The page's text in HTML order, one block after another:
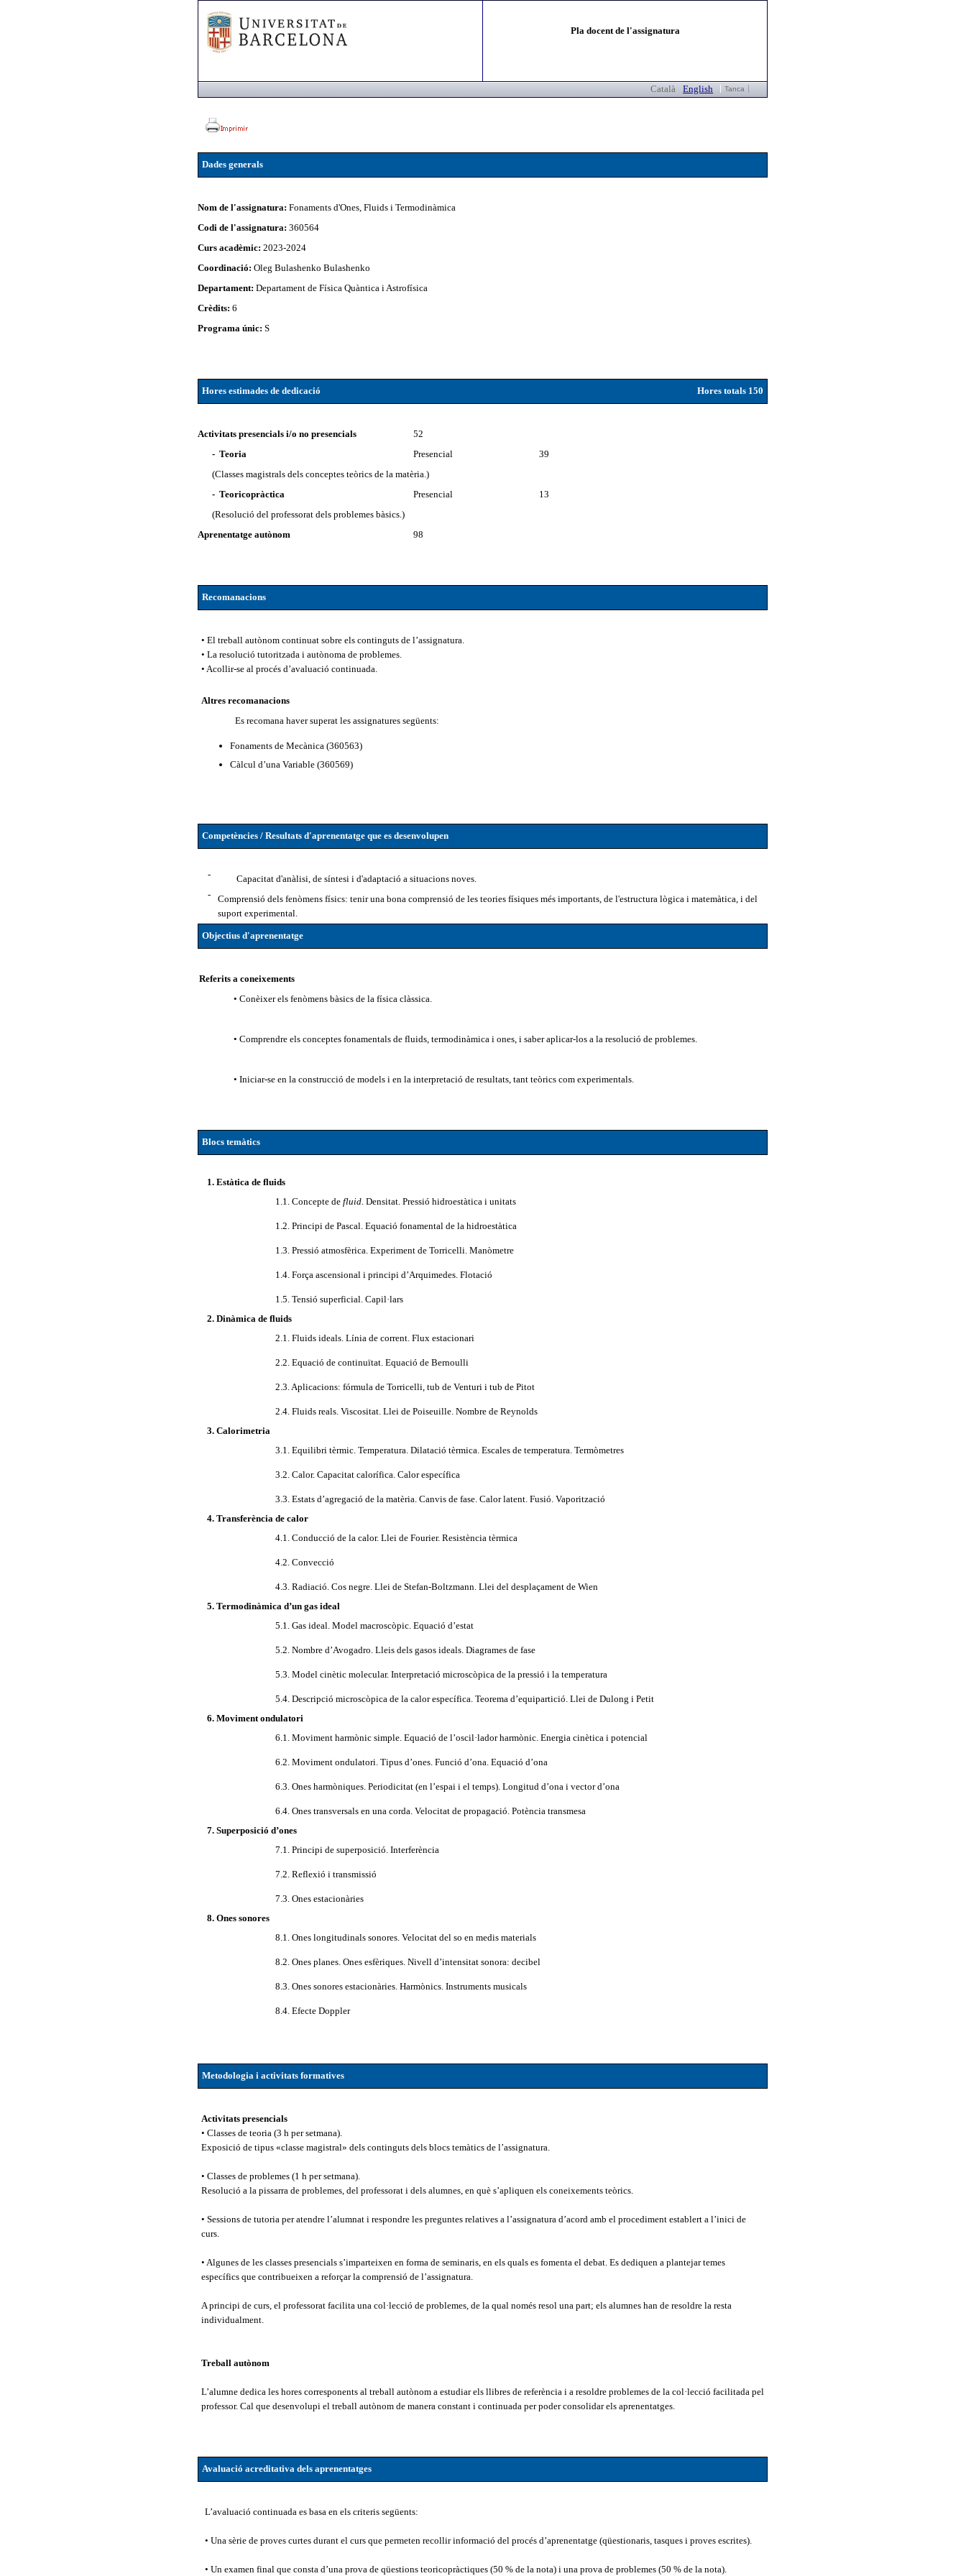
Pla docent de l'assignatura
Català English Tanca
Dades generals
Nom de l'assignatura:Fonaments d'Ones, Fluids i Termodinàmica
Codi de l'assignatura:360564
Curs acadèmic:2023-2024
Coordinació:Oleg Bulashenko Bulashenko
Departament:Departament de Física Quàntica i Astrofísica
Crèdits:6
Programa únic:S
Hores estimades de dedicació Hores totals 150
Activitats presencials i/o no presencials
52
- Teoria
Presencial
39
(Classes magistrals dels conceptes teòrics de la matèria.)
- Teoricopràctica
Presencial
13
(Resolució del professorat dels problemes bàsics.)
Aprenentatge autònom
98
Recomanacions
• El treball autònom continuat sobre els continguts de l’assignatura.
• La resolució tutoritzada i autònoma de problemes.
• Acollir-se al procés d’avaluació continuada.
Altres recomanacions
Es recomana haver superat les assignatures següents:
Fonaments de Mecànica (360563)
Càlcul d’una Variable (360569)
Competències / Resultats d'aprenentatge que es desenvolupen
-
Capacitat d'anàlisi, de síntesi i d'adaptació a situacions noves.
-
Comprensió dels fenòmens físics: tenir una bona comprensió de les teories físiques més importants, de l'estructura lògica i matemàtica, i del
suport experimental.
Objectius d'aprenentatge
Referits a coneixements
• Conèixer els fenòmens bàsics de la física clàssica.
• Comprendre els conceptes fonamentals de fluids, termodinàmica i ones, i saber aplicar-los a la resolució de problemes.
• Iniciar-se en la construcció de models i en la interpretació de resultats, tant teòrics com experimentals.
Blocs temàtics
1. Estàtica de fluids
1.1. Concepte defluid. Densitat. Pressió hidroestàtica i unitats
1.2. Principi de Pascal. Equació fonamental de la hidroestàtica
1.3. Pressió atmosfèrica. Experiment de Torricelli. Manòmetre
1.4. Força ascensional i principi d’Arquimedes. Flotació
1.5. Tensió superficial. Capil·lars
2. Dinàmica de fluids
2.1. Fluids ideals. Línia de corrent. Flux estacionari
2.2. Equació de continuïtat. Equació de Bernoulli
2.3. Aplicacions: fórmula de Torricelli, tub de Venturi i tub de Pitot
2.4. Fluids reals. Viscositat. Llei de Poiseuille. Nombre de Reynolds
3. Calorimetria
3.1. Equilibri tèrmic. Temperatura. Dilatació tèrmica. Escales de temperatura. Termòmetres
3.2. Calor. Capacitat calorífica. Calor específica
3.3. Estats d’agregació de la matèria. Canvis de fase. Calor latent. Fusió. Vaporització
4. Transferència de calor
4.1. Conducció de la calor. Llei de Fourier. Resistència tèrmica
4.2. Convecció
4.3. Radiació. Cos negre. Llei de Stefan-Boltzmann. Llei del desplaçament de Wien
5. Termodinàmica d’un gas ideal
5.1. Gas ideal. Model macroscòpic. Equació d’estat
5.2. Nombre d’Avogadro. Lleis dels gasos ideals. Diagrames de fase
5.3. Model cinètic molecular. Interpretació microscòpica de la pressió i la temperatura
5.4. Descripció microscòpica de la calor específica. Teorema d’equipartició. Llei de Dulong i Petit
6. Moviment ondulatori
6.1. Moviment harmònic simple. Equació de l’oscil·lador harmònic. Energia cinètica i potencial
6.2. Moviment ondulatori. Tipus d’ones. Funció d’ona. Equació d’ona
6.3. Ones harmòniques. Periodicitat (en l’espai i el temps). Longitud d’ona i vector d’ona
6.4. Ones transversals en una corda. Velocitat de propagació. Potència transmesa
7. Superposició d’ones
7.1. Principi de superposició. Interferència
7.2. Reflexió i transmissió
7.3. Ones estacionàries
8. Ones sonores
8.1. Ones longitudinals sonores. Velocitat del so en medis materials
8.2. Ones planes. Ones esfèriques. Nivell d’intensitat sonora: decibel
8.3. Ones sonores estacionàries. Harmònics. Instruments musicals
8.4. Efecte Doppler
Metodologia i activitats formatives
Activitats presencials
• Classes de teoria (3 h per setmana).
Exposició de tipus «classe magistral» dels continguts dels blocs temàtics de l’assignatura.
• Classes de problemes (1 h per setmana).
Resolució a la pissarra de problemes, del professorat i dels alumnes, en què s’apliquen els coneixements teòrics.
• Sessions de tutoria per atendre l’alumnat i respondre les preguntes relatives a l’assignatura d’acord amb el procediment establert a l’inici de
curs.
• Algunes de les classes presencials s’imparteixen en forma de seminaris, en els quals es fomenta el debat. Es dediquen a plantejar temes
específics que contribueixen a reforçar la comprensió de l’assignatura.
A principi de curs, el professorat facilita una col·lecció de problemes, de la qual només resol una part; els alumnes han de resoldre la resta
individualment.
Treball autònom
L’alumne dedica les hores corresponents al treball autònom a estudiar els llibres de referència i a resoldre problemes de la col·lecció facilitada pel
professor. Cal que desenvolupi el treball autònom de manera constant i continuada per poder consolidar els aprenentatges.
Avaluació acreditativa dels aprenentatges
L’avaluació continuada es basa en els criteris següents:
• Una sèrie de proves curtes durant el curs que permeten recollir informació del procés d’aprenentatge (qüestionaris, tasques i proves escrites).
• Un examen final que consta d’una prova de qüestions teoricopràctiques (50 % de la nota) i una prova de problemes (50 % de la nota).